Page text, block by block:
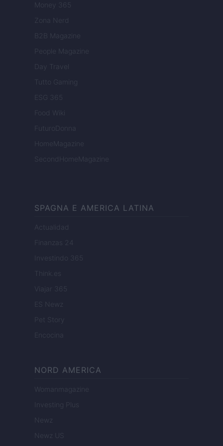
Money 365
Zona Nerd
B2B Magazine
People Magazine
Day Travel
Tutto Gaming
ESG 365
Food Wiki
FuturoDonna
HomeMagazine
SecondHomeMagazine
SPAGNA E AMERICA LATINA
Actualidad
Finanzas 24
Investindo 365
Think.es
Viajar 365
ES Newz
Pet Story
Encocina
NORD AMERICA
Womanmagazine
Investing Plus
Newz
Newz US